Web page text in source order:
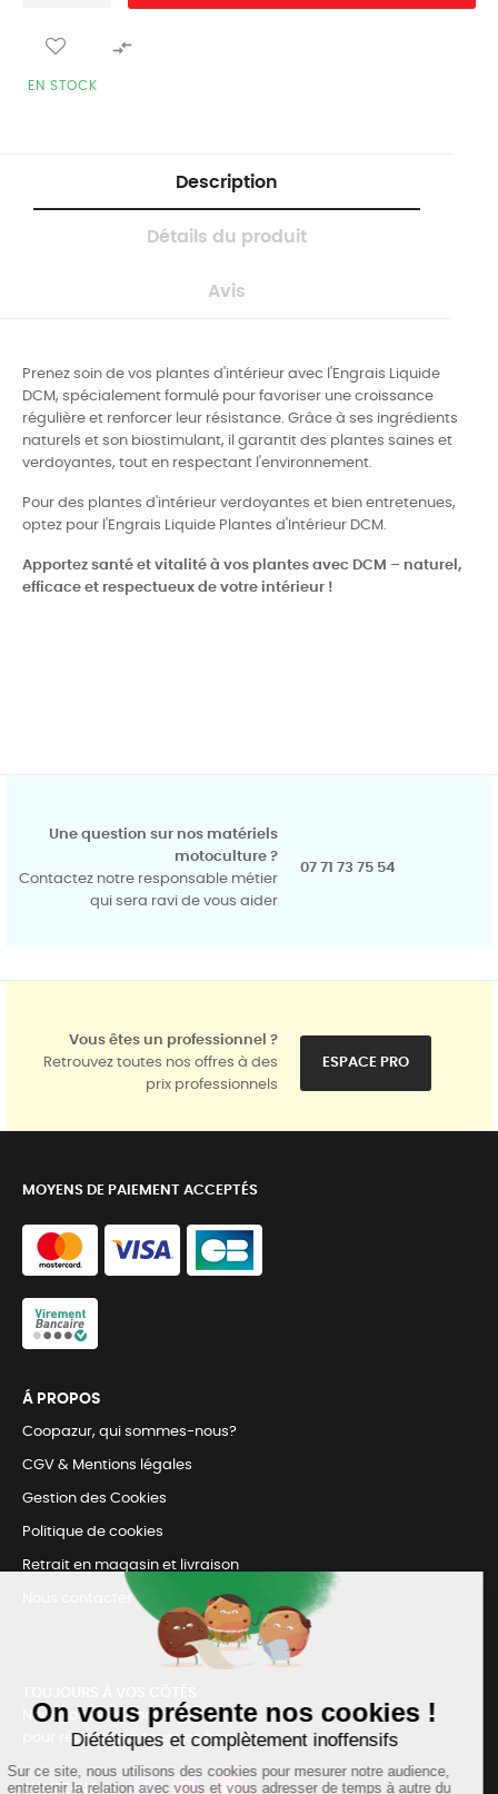

EN STOCK
Description
Détails du produit
Avis
Prenez soin de vos plantes d'intérieur avec l'Engrais Liquide
DCM, spécialement formulé pour favoriser une croissance
régulière et renforcer leur résistance. Grâce à ses ingrédients
naturels et son biostimulant, il garantit des plantes saines et
verdoyantes, tout en respectant l'environnement.
Pour des plantes d'intérieur verdoyantes et bien entretenues,
optez pour l'Engrais Liquide Plantes d'Intérieur DCM.
Apportez santé et vitalité à vos plantes avec DCM – naturel,
efficace et respectueux de votre intérieur !
Une question sur nos matériels
motoculture ?
Contactez notre responsable métier
qui sera ravi de vous aider
07 71 73 75 54
Vous êtes un professionnel ?
Retrouvez toutes nos offres à des
prix professionnels
ESPACE PRO
MOYENS DE PAIEMENT ACCEPTÉS
Á PROPOS
Coopazur, qui sommes-nous?
CGV & Mentions légales
Gestion des Cookies
Politique de cookies
Retrait en magasin et livraison
Nous contacter
Nous sommes connectés
pour répondre à tous vos besoins
SUIVEZ-NOUS